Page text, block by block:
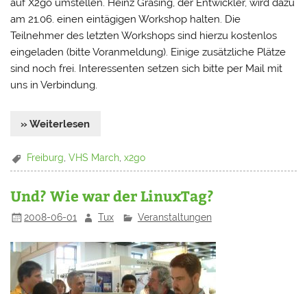
auf X2go umstellen. Heinz Gräsing, der Entwickler, wird dazu
am 21.06. einen eintägigen Workshop halten. Die
Teilnehmer des letzten Workshops sind hierzu kostenlos
eingeladen (bitte Voranmeldung). Einige zusätzliche Plätze
sind noch frei. Interessenten setzen sich bitte per Mail mit
uns in Verbindung.
» Weiterlesen
Freiburg ,VHS March ,x2go
Und? Wie war der LinuxTag?
2008-06-01 Tux Veranstaltungen